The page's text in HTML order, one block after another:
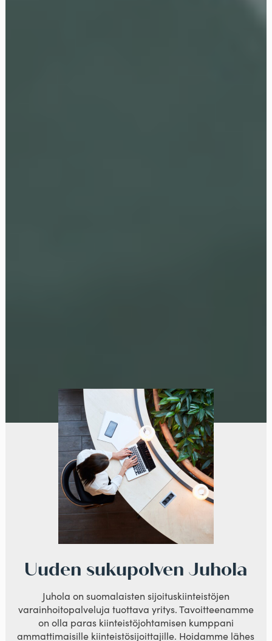
Uuden sukupolven Juhola
Juhola on suomalaisten sijoituskiinteistöjen
varainhoitopalveluja tuottava yritys. Tavoitteenamme
on olla paras kiinteistöjohtamisen kumppani
ammattimaisille kiinteistösijoittajille. Hoidamme lähes